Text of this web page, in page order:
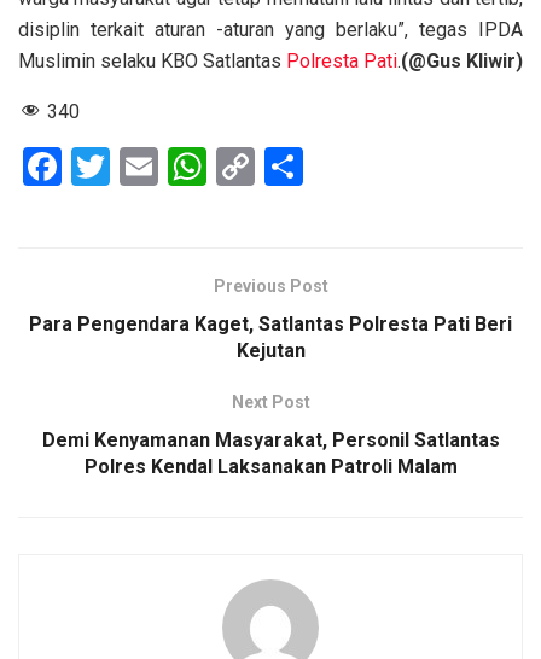
disiplin terkait aturan -aturan yang berlaku”, tegas IPDA
Muslimin selaku KBO Satlantas Polresta Pati.(@Gus Kliwir)
340
F
o
T
E
W
s
A
C
Li
n
k
e
Previous Post
Para Pengendara Kaget, Satlantas Polresta Pati Beri
Kejutan
Next Post
Demi Kenyamanan Masyarakat, Personil Satlantas
Polres Kendal Laksanakan Patroli Malam